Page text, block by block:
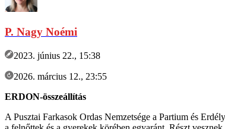
P. Nagy Noémi
2023. június 22., 15:38
2026. március 12., 23:55
ERDON-összeállítás
A Pusztai Farkasok Ordas Nemzetsége a Partium és